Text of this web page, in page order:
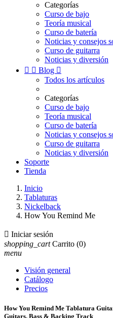
Categorías
Curso de bajo
Teoría musical
Curso de batería
Noticias y consejos
Curso de guitarra
Noticias y diversión
  Blog 
Todos los artículos
Categorías
Curso de bajo
Teoría musical
Curso de batería
Noticias y consejos
Curso de guitarra
Noticias y diversión
Soporte
Tienda
Inicio
Tablaturas
Nickelback
How You Remind Me
 Iniciar sesión
shopping_cart Carrito (0)
menu
Visión general
Catálogo
Precios
How You Remind Me Tablatura
Guitars, Bass & Backing Track